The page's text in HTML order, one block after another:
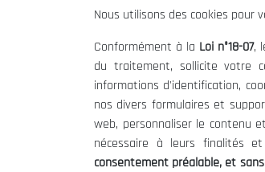
Nous utilisons des cookies pour
Conformément à la Loi n°18-07,
du traitement, sollicite votre
informations d'identification,
nos divers formulaires et
web, personnaliser le contenu
nécessaire à leurs finalités
consentement préalable, et